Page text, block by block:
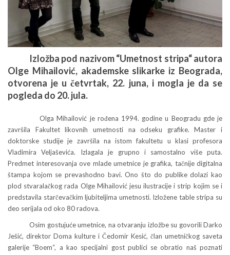
Izložba pod nazivom “Umetnost stripa“ autora
Olge Mihailović, akademske slikarke iz Beograda,
otvorena je u četvrtak, 22. juna, i mogla je da se
pogleda do 20. jula.
Olga Mihailović je rođena 1994. godine u Beogradu gde je
završila Fakultet likovnih umetnosti na odseku grafike. Master i
doktorske studije je završila na istom fakultetu u klasi profesora
Vladimira Veljaševića. Izlagala je grupno i samostalno više puta.
Predmet interesovanja ove mlade umetnice je grafika, tačnije digitalna
štampa kojom se prevashodno bavi. Ono što do publike dolazi kao
plod stvaralačkog rada Olge Mihailović jesu ilustracije i strip kojim se i
predstavila starčevačkim ljubiteljima umetnosti. Izložene table stripa su
deo serijala od oko 80 radova.
Osim gostujuće umetnice, na otvaranju izložbe su govorili Darko
Ješić, direktor Doma kulture i Čedomir Kesić, član umetničkog saveta
galerije “Boem“, a kao specijalni gost publici se obratio naš poznati